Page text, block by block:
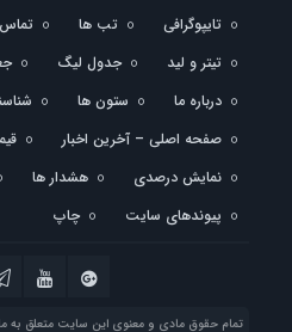
تایپوگرافی
تب ها تماس
تیتر و لید
جدول لیگ
درباره ما
ستون ها
صفحه اصلی – آخرین اخبار
نمایش درصدی
هشدار ها
پیوندهای سایت
چاپ
تمام حقوق مادی و معنوی این سایت متعلق به